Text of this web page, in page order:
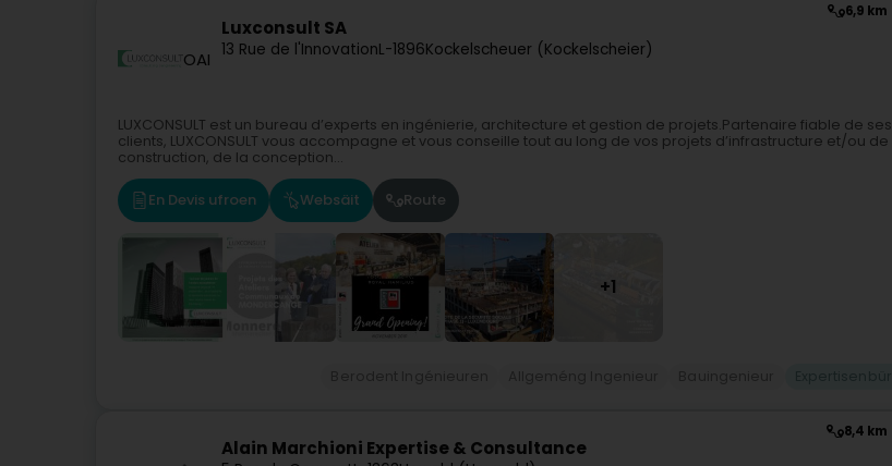
6,9 km
OAI
Luxconsult SA
13 Rue de l'InnovationL-1896Kockelscheuer (Kockelscheier)
LUXCONSULT est un bureau d’experts en ingénierie, architecture et gestion de projets.Partenaire fiable de ses
clients, LUXCONSULT vous accompagne et vous conseille tout au long de vos projets d’infrastructure et/ou de
construction, de la conception...
En Devis ufroen Websäit Route
+1
8,4 km
Alain Marchioni Expertise & Consultance